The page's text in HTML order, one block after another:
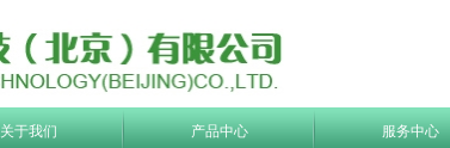
关于我们 产品中心 服务中心